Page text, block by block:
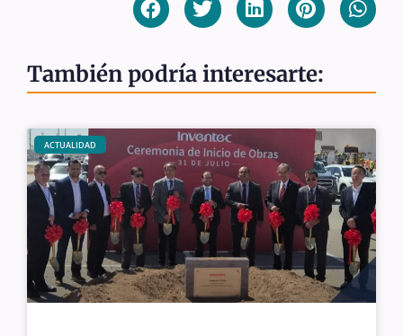
También podría interesarte:
ACTUALIDAD